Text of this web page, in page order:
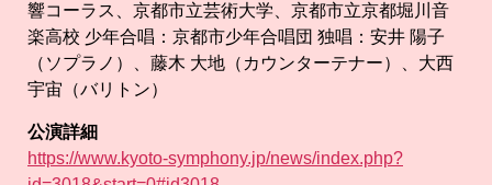
響コーラス、京都市立芸術大学、京都市立京都堀川音
楽高校 少年合唱：京都市少年合唱団 独唱：安井 陽子
（ソプラノ）、藤木 大地（カウンターテナー）、大西
宇宙（バリトン）
公演詳細
https://www.kyoto-symphony.jp/news/index.php?